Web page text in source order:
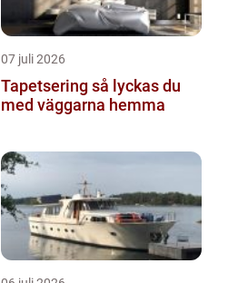
07 juli 2026
Tapetsering så lyckas du
med väggarna hemma